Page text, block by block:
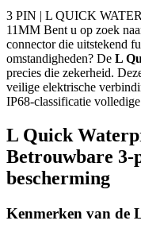
3 PIN | L QUICK
11MM Bent u op zoek
connector die uitstekend
omstandigheden? De L
precies die zekerheid.
veilige elektrische
IP68-classificatie
L Quick
Betrouwbare 3-
bescherming
Kenmerken van de